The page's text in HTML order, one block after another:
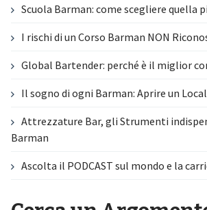
Scuola Barman: come scegliere quella
I rischi di un Corso Barman NON
Global Bartender: perché è il miglior
Il sogno di ogni Barman: Aprire un
Attrezzature Bar, gli Strumenti
Barman
Ascolta il PODCAST sul mondo e la